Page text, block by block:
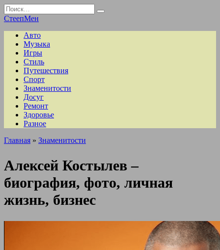
Перейти
к
Search
for:
СтеепМен
Авто
Музыка
Игры
Стиль
Путешествия
Спорт
Знаменитости
Досуг
Ремонт
Здоровье
Разное
Главная » Знаменитости
Алексей Костылев –
биография, фото, личная
жизнь, бизнес